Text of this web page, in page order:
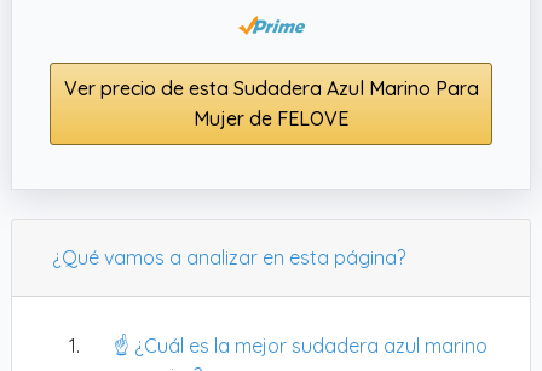
Ver precio de esta Sudadera Azul Marino Para
Mujer de FELOVE
¿Qué vamos a analizar en esta página?
☝️ ¿Cuál es la mejor sudadera azul marino